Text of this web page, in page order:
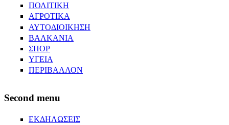
ΠΟΛΙΤΙΚΗ
ΑΓΡΟΤΙΚΑ
ΑΥΤΟΔΙΟΙΚΗΣΗ
ΒΑΛΚΑΝΙΑ
ΣΠΟΡ
ΥΓΕΙΑ
ΠΕΡΙΒΑΛΛΟΝ
Second menu
ΕΚΔΗΛΩΣΕΙΣ